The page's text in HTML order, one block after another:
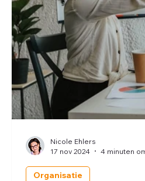
Organisatie
Nicole Ehlers
17 nov 2024
4 minuten